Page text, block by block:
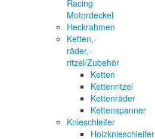
Racing
Motordeckel
Heckrahmen
Ketten,-
räder,-
ritzel/Zubehör
Ketten
Kettenritzel
Kettenräder
Kettenspanner
Knieschleifer
Holzknieschleifer